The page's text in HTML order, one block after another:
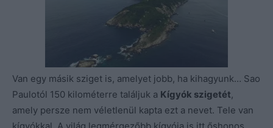
Van egy másik sziget is, amelyet jobb, ha kihagyunk… Sao
Paulotól 150 kilométerre találjuk a Kígyók szigetét,
amely persze nem véletlenül kapta ezt a nevet. Tele van